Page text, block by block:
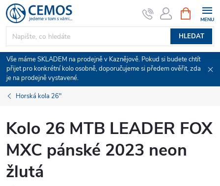
Přejít
na
obsah
HLEDAT
NÁKUPNÍ
KOŠÍK
Vše máme SKLADEM na prodejně v Kaznějově. Pokud si budete chtít
přijet pro konkrétní kolo osobně, doporučujeme si předem ověřit, zda
je na prodejně vystavené.
Horská kola 26"
Kolo 26 MTB LEADER FOX
MXC pánské 2023 neon
žlutá